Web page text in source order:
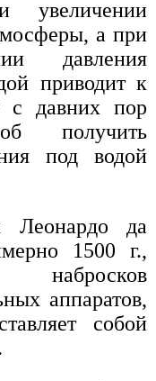
увеличении
а при
давления
приводит к
с давних пор
получить
под водой
Леонардо да
1500 г.,
набросков
аппаратов,
собой